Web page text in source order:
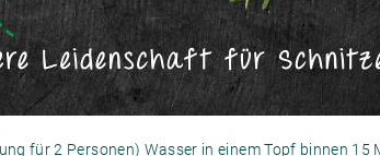
für 2 Personen) Wasser in einem Topf binnen 15